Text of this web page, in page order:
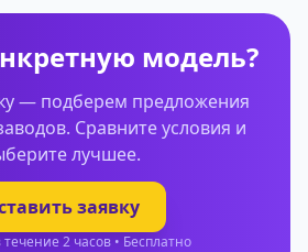
модель?
— подберем предложения
Сравните условия и
лучшее.
заявку
2 часов • Бесплатно